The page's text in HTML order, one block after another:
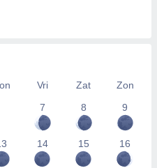
Vri Zat
Zon
7
8 9
14 15 16